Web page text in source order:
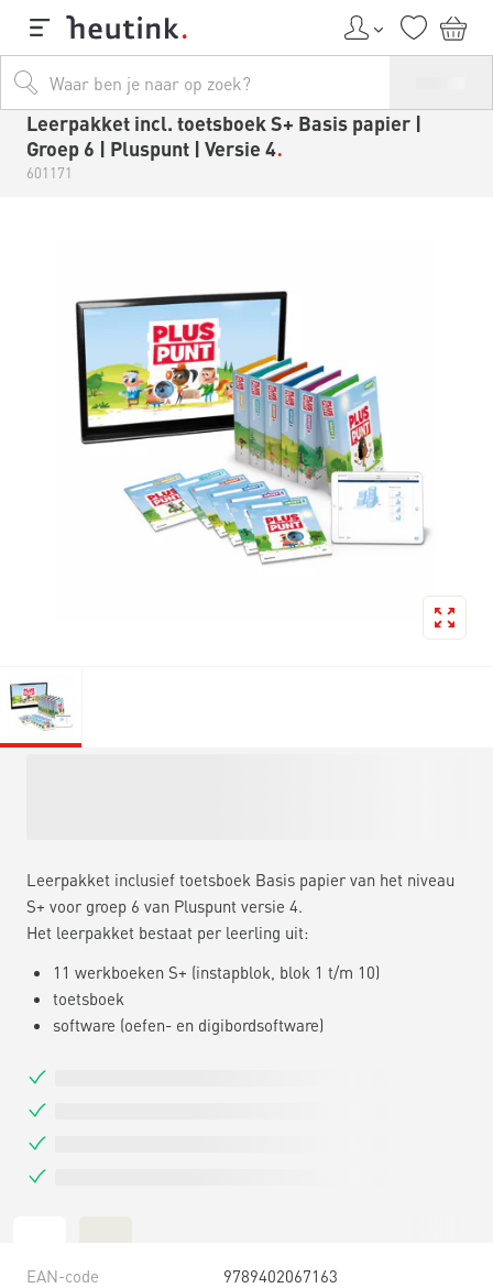
Leerpakket incl. toetsboek S+ Basis papier |
Groep 6 | Pluspunt | Versie 4
601171
Leerpakket inclusief toetsboek Basis papier van het niveau
S+ voor groep 6 van Pluspunt versie 4.
Het leerpakket bestaat per leerling uit:
11 werkboeken S+ (instapblok, blok 1 t/m 10)
toetsboek
software (oefen- en digibordsoftware)
EAN-code 9789402067163